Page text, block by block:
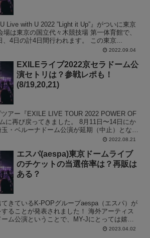
Live with U 2022 ”Light it Up”』がついに東京
は東京の国立代々木競技場 第一体育館で、
、4日の計4日間行われます。 この東京...
2022.09.04
EXILEライブ2022京セラドーム公
演セトリは？参戦レポも！
(8/19,20,21)
アー『EXILE LIVE TOUR 2022 POWER OF
に再び戻ってきました。 8月11日〜14日にか
・ベルーナドーム公演が延期（中止）となっ
2022.08.21
エスパ(aespa)東京ドームライブ
のチケットの当選倍率は？再販は
ある？
きているK-POPグループaespa（エスパ）が
ることが発表されました！ 海外アーティス
ーム公演ということで、MY-Jにとっては嬉し
2023.04.02